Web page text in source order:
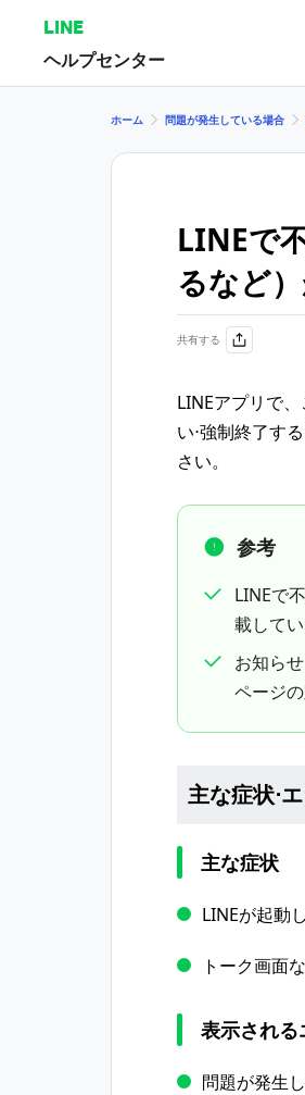
LINE
ヘルプセンター
ホーム 問題が発生している場合
LINEで
るなど
共有する
LINEアプリで
い⋅強制終了す
さい。
参考
LINEで
載してい
お知ら
ページ
主な症状⋅
主な症状
LINEが起動
トーク画面
表示され
問題が発生